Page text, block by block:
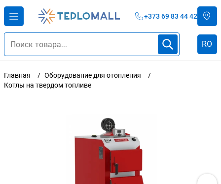
+373 69 83 44 42
RO
Главная
Оборудование для отопления
Котлы на твердом топливе